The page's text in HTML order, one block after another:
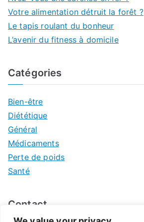
Votre alimentation détruit la forêt ?
Le tapis roulant du bonheur
L’avenir du fitness à domicile
Catégories
Bien-être
Diététique
Général
Médicaments
Perte de poids
Santé
Contact